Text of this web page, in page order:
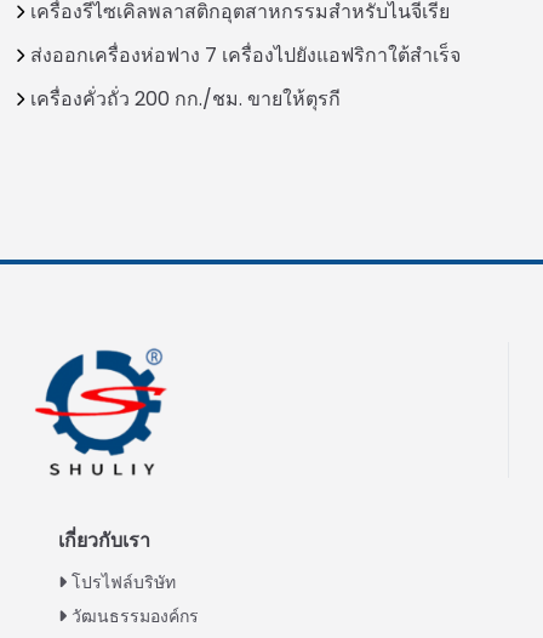
เครื่องรีไซเคิลพลาสติกอุตสาหกรรมสำหรับไนจีเรีย
ส่งออกเครื่องห่อฟาง 7 เครื่องไปยังแอฟริกาใต้สำเร็จ
เครื่องคั่วถั่ว 200 กก./ชม. ขายให้ตุรกี
เกี่ยวกับเรา
โปรไฟล์บริษัท
วัฒนธรรมองค์กร